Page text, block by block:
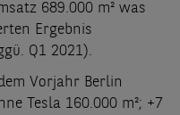
689.000 m² was
Ergebnis
Q1 2021).
Vorjahr Berlin
Tesla 160.000 m²; +7